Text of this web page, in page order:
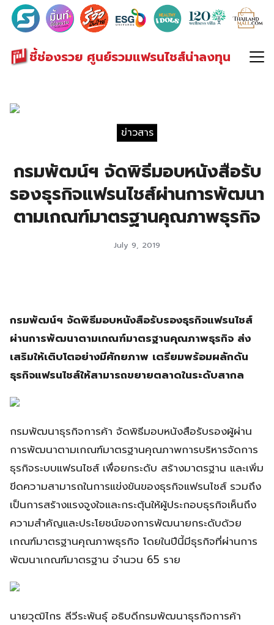
ชี้ช่องรวย ศูนย์รวมแฟรนไชส์น่าลงทุน
Search
for:
ข่าวสาร
กรมพัฒน์ฯ จัดพิธีมอบหนังสือรับ
รองธุรกิจแฟรนไชส์ผ่านการพัฒนา
ตามเกณฑ์มาตรฐานคุณภาพธุรกิจ
July 9, 2019
กรมพัฒน์ฯ จัดพิธีมอบหนังสือรับรองธุรกิจแฟรนไชส์
ผ่านการพัฒนาตามเกณฑ์มาตรฐานคุณภาพธุรกิจ ส่ง
เสริมให้เติบโตอย่างมีศักยภาพ เตรียมพร้อมผลักดัน
ธุรกิจแฟรนไชส์ให้สามารถขยายตลาดในระดับสากล
กรมพัฒนาธุรกิจการค้า จัดพิธีมอบหนังสือรับรองผู้ผ่าน
การพัฒนาตามเกณฑ์มาตรฐานคุณภาพการบริหารจัดการ
ธุรกิจระบบแฟรนไชส์ เพื่อยกระดับ สร้างมาตรฐาน และเพิ่ม
ขีดความสามารถในการแข่งขันของธุรกิจแฟรนไชส์ รวมถึง
เป็นการสร้างแรงจูงใจและกระตุ้นให้ผู้ประกอบธุรกิจเห็นถึง
ความสำคัญและประโยชน์ของการพัฒนายกระดับด้วย
เกณฑ์มาตรฐานคุณภาพธุรกิจ โดยในปีนี้มีธุรกิจที่ผ่านการ
พัฒนาเกณฑ์มาตรฐาน จำนวน 65 ราย
นายวุฒิไกร ลีวีระพันธุ์ อธิบดีกรมพัฒนาธุรกิจการค้า